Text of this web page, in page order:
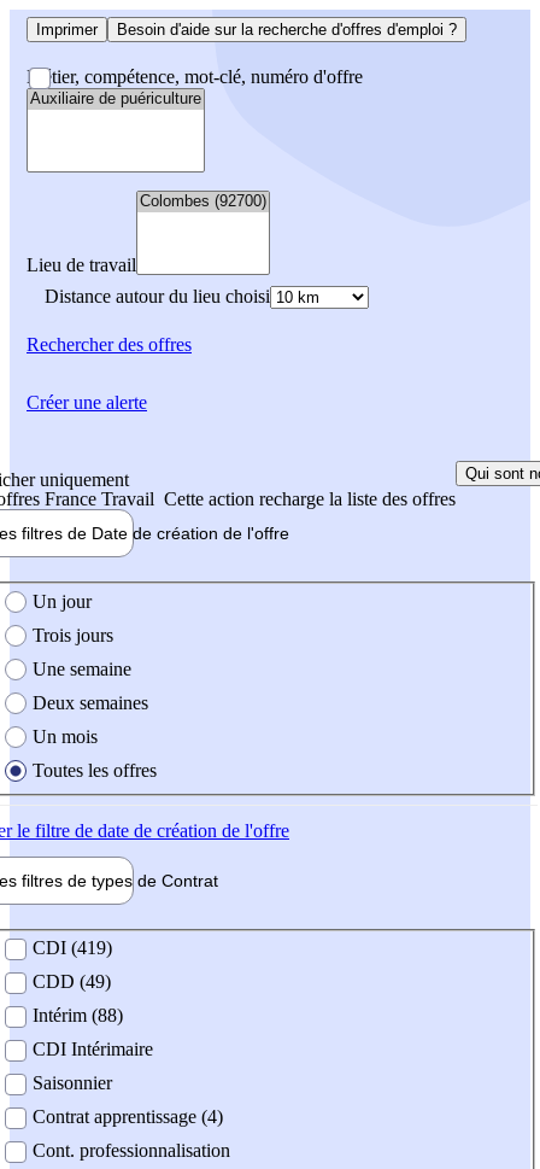
Imprimer Besoin d'aide sur la recherche d'offres d'emploi ?
Métier, compétence, mot-clé, numéro d'offre
Lieu de travail
Distance autour du lieu choisi
Rechercherdes offres
uniquement
France Travail Cette action recharge la liste des offres
Qui sont
filtres de Date de création de l'offre
création de l'offre
Un jour
Trois jours
Une semaine
Deux semaines
Un mois
Toutes les offres
le filtre de date de création de l'offre
filtres de types de Contrat
contrat
CDI (419)
CDD (49)
Intérim (88)
CDI Intérimaire
Saisonnier
Contrat apprentissage (4)
Cont. professionnalisation
Créer une alerte